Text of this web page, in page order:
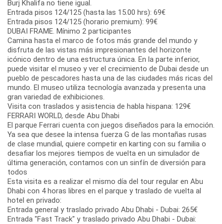
Burj Khalifa no tiene igual.
Entrada pisos 124/125 (hasta las 15.00 hrs): 69€
Entrada pisos 124/125 (horario premium): 99€
DUBAI FRAME. Mínimo 2 participantes
Camina hasta el marco de fotos más grande del mundo y
disfruta de las vistas más impresionantes del horizonte
icónico dentro de una estructura única. En la parte inferior,
puede visitar el museo y ver el crecimiento de Dubai desde un
pueblo de pescadores hasta una de las ciudades más ricas del
mundo. El museo utiliza tecnología avanzada y presenta una
gran variedad de exhibiciones.
Visita con traslados y asistencia de habla hispana: 129€
FERRARI WORLD, desde Abu Dhabi
El parque Ferrari cuenta con juegos diseñados para la emoción.
Ya sea que desee la intensa fuerza G de las montañas rusas
de clase mundial, quiere competir en karting con su familia o
desafiar los mejores tiempos de vuelta en un simulador de
última generación, contamos con un sinfín de diversión para
todos
Esta visita es a realizar el mismo día del tour regular en Abu
Dhabi con 4 horas libres en el parque y traslado de vuelta al
hotel en privado:
Entrada general y traslado privado Abu Dhabi - Dubai: 265€
Entrada "Fast Track" y traslado privado Abu Dhabi - Dubai: